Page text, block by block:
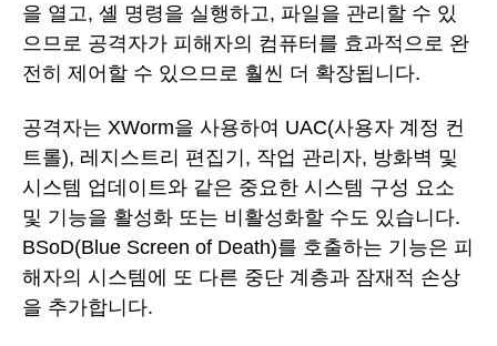
을 열고, 셸 명령을 실행하고, 파일을 관리할 수 있
으므로 공격자가 피해자의 컴퓨터를 효과적으로 완
전히 제어할 수 있으므로 훨씬 더 확장됩니다.
공격자는 XWorm을 사용하여 UAC(사용자 계정 컨
트롤), 레지스트리 편집기, 작업 관리자, 방화벽 및
시스템 업데이트와 같은 중요한 시스템 구성 요소
및 기능을 활성화 또는 비활성화할 수도 있습니다.
BSoD(Blue Screen of Death)를 호출하는 기능은 피
해자의 시스템에 또 다른 중단 계층과 잠재적 손상
을 추가합니다.